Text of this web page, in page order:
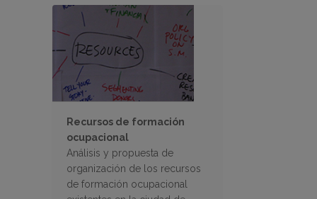
Recursos de formación
ocupacional
Análisis y propuesta de
organización de los recursos
de formación ocupacional